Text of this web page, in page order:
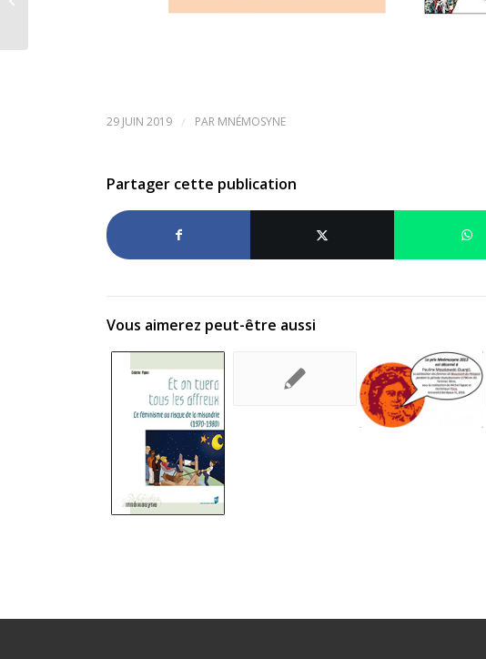
29 JUIN 2019 / PAR MNÉMOSYNE
Partager cette publication
Vous aimerez peut-être aussi
and two post-doctoral positions